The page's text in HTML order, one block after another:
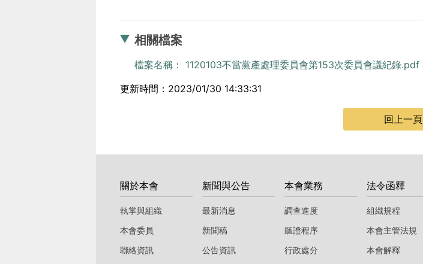
相關檔案
檔案名稱： 1120103不當黨產處理委員會第153次委員會議紀錄.pdf
更新時間：2023/01/30 14:33:31
回上一頁
關於本會
執掌與組織
本會委員
聯絡資訊
新聞與公告
最新消息
新聞稿
公告資訊
本會業務
調查進度
聽證程序
行政處分
法令函釋
組織規程
本會主管法規
本會解釋